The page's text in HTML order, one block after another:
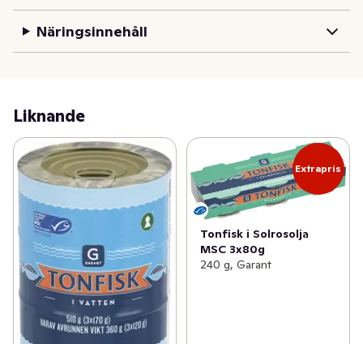
Näringsinnehåll
Liknande
Extrapris
Tonfisk i Solrosolja
MSC 3x80g
240 g, Garant